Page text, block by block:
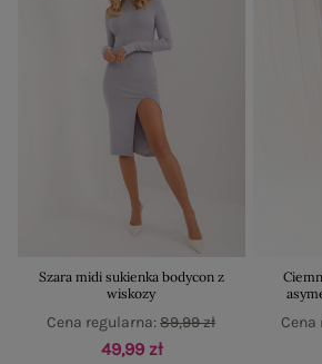
Szara midi sukienka bodycon z
wiskozy
49,99 zł
Cena regularna:89,99 zł